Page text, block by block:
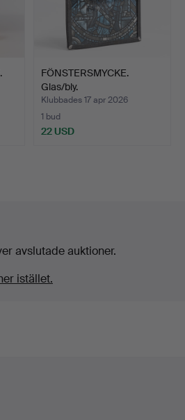
FÖNSTERSMYCKE.
Glas/bly.
Klubbades 17 apr 2026
1 bud
22 USD
avslutade auktioner.
istället.